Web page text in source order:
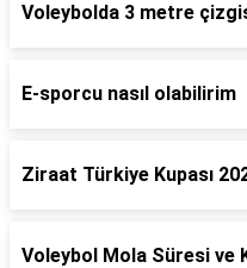
Voleybolda 3 metre
E-sporcu nasıl olabilirim
Ziraat Türkiye Kupası
Voleybol Mola Süresi ve